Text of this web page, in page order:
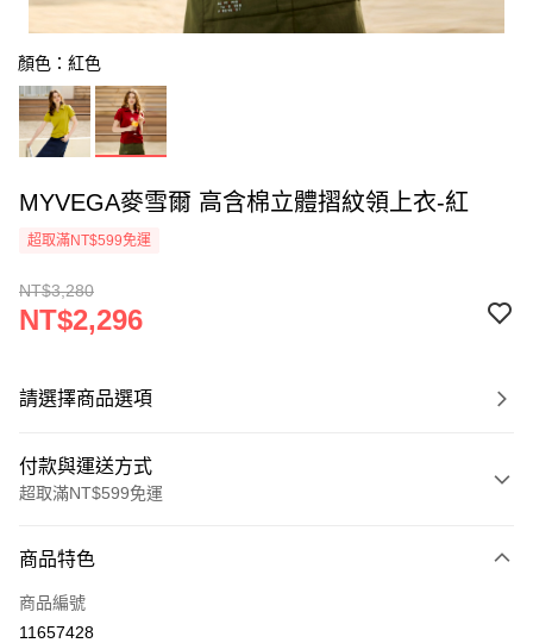
顏色：紅色
MYVEGA麥雪爾 高含棉立體摺紋領上衣-紅
超取滿NT$599免運
NT$3,280
NT$2,296
請選擇商品選項
付款與運送方式
超取滿NT$599免運
信用卡一次付款
信用卡分期付款
商品特色
商品編號
11657428